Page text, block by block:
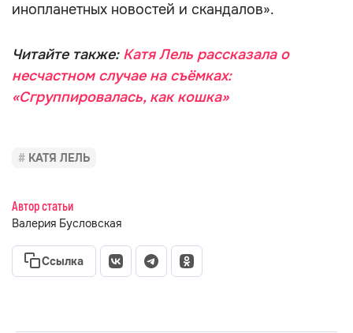
инопланетных новостей и скандалов».
Читайте также: Катя Лель рассказала о
несчастном случае на съёмках:
«Сгруппировалась, как кошка»
КАТЯ ЛЕЛЬ
Автор статьи
Валерия Бусловская
Ссылка